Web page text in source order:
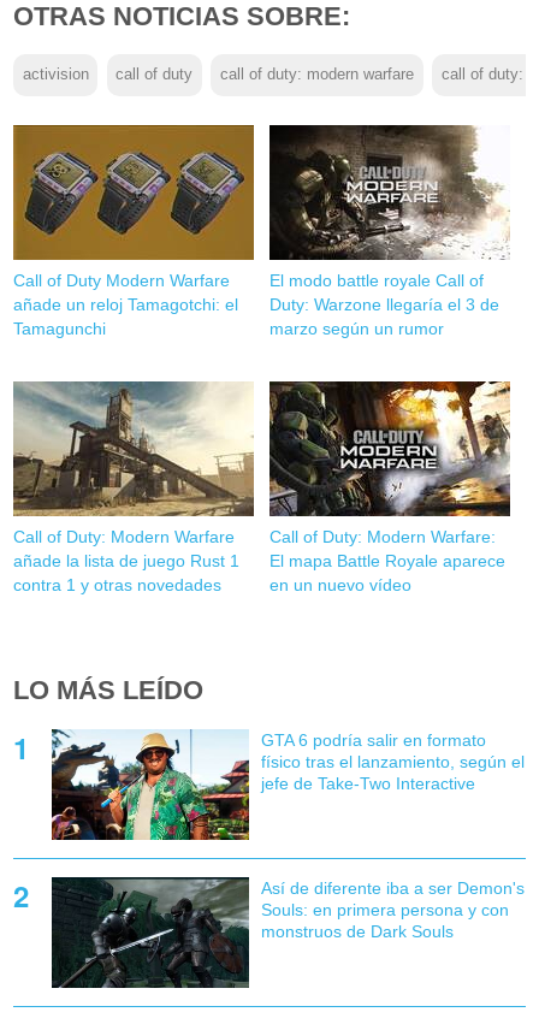
OTRAS NOTICIAS SOBRE:
activision call of duty call of duty: modern warfare call of duty:
Call of Duty Modern Warfare
añade un reloj Tamagotchi: el
Tamagunchi
El modo battle royale Call of
Duty: Warzone llegaría el 3 de
marzo según un rumor
Call of Duty: Modern Warfare
añade la lista de juego Rust 1
contra 1 y otras novedades
Call of Duty: Modern Warfare:
El mapa Battle Royale aparece
en un nuevo vídeo
LO MÁS LEÍDO
GTA 6 podría salir en formato
físico tras el lanzamiento, según el
jefe de Take-Two Interactive
Así de diferente iba a ser Demon's
Souls: en primera persona y con
monstruos de Dark Souls